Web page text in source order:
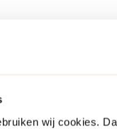
wij cookies.